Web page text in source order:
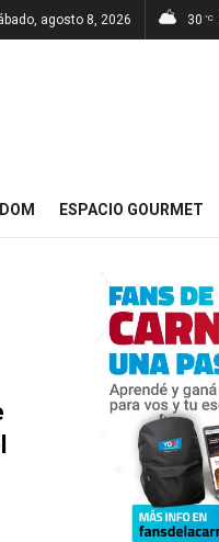
agosto 8, 2026 30 °C
ESPACIO GOURMET